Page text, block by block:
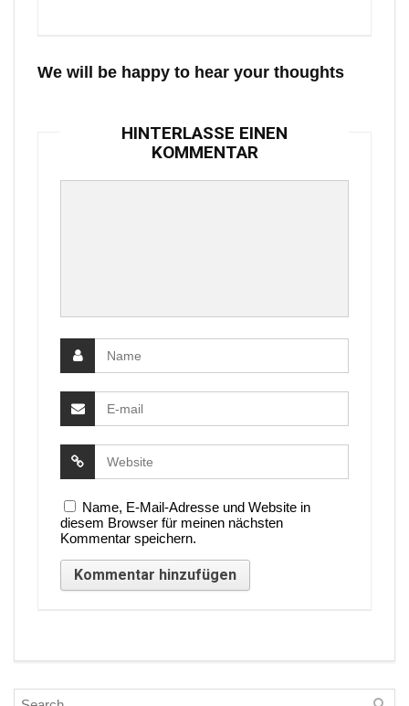
We will be happy to hear your thoughts
HINTERLASSE EINEN
KOMMENTAR
Name, E-Mail-Adresse und Website in
diesem Browser für meinen nächsten
Kommentar speichern.